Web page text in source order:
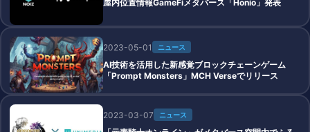
屋内位置情報GameFiメタバース「Honio」発表
2023-05-01 ニュース
AI技術を活用した新感覚ブロックチェーンゲーム
「Prompt Monsters」MCH Verseでリリース
2023-03-07 ニュース